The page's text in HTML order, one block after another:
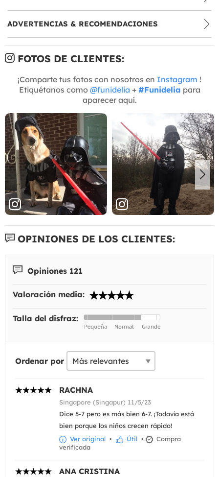
ADVERTENCIAS & RECOMENDACIONES
FOTOS DE CLIENTES:
¡Comparte tus fotos con nosotros en Instagram !
Etiquétanos como @funidelia + #Funidelia para
aparecer aquí.
OPINIONES DE LOS CLIENTES:
Opiniones 121
Valoración media:
Talla del disfraz:
Ordenar por
RACHNA
Singapore (Singapur) 11/5/23
Dice 5-7 pero es más bien 6-7. ¡Todavía está
bien porque los niños crecen rápido!
Ver original • Útil •
Compra
verificada
ANA CRISTINA